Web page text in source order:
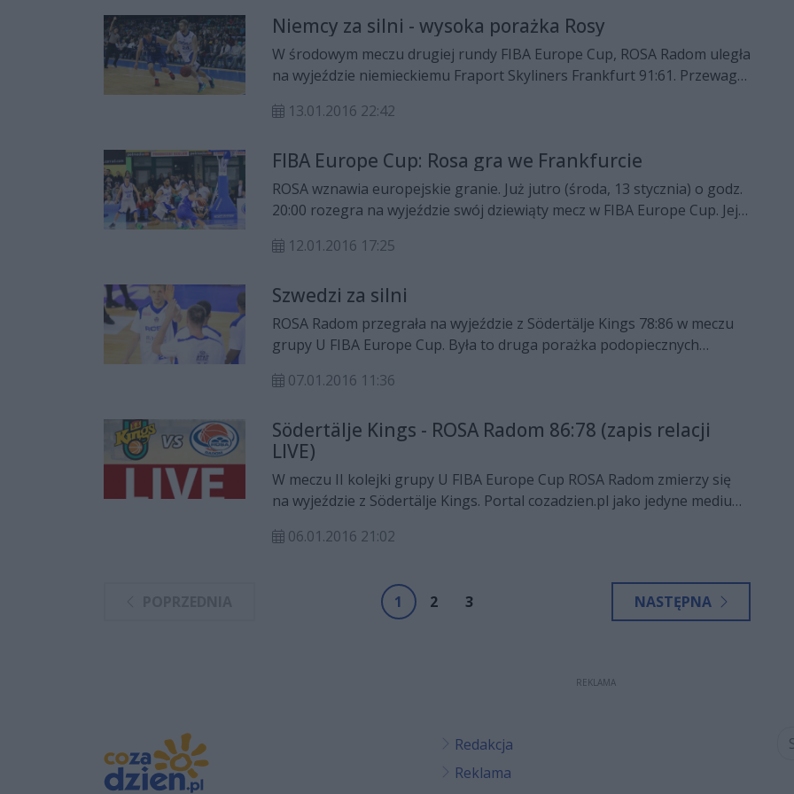
Niemcy za silni - wysoka porażka Rosy
W środowym meczu drugiej rundy FIBA Europe Cup, ROSA Radom uległa
na wyjeździe niemieckiemu Fraport Skyliners Frankfurt 91:61. Przewaga
13.01.2016 22:42
FIBA Europe Cup: Rosa gra we Frankfurcie
ROSA wznawia europejskie granie. Już jutro (środa, 13 stycznia) o godz.
20:00 rozegra na wyjeździe swój dziewiąty mecz w FIBA Europe Cup. Jej
12.01.2016 17:25
Szwedzi za silni
ROSA Radom przegrała na wyjeździe z Södertälje Kings 78:86 w meczu
grupy U FIBA Europe Cup. Była to druga porażka podopiecznych
07.01.2016 11:36
Södertälje Kings - ROSA Radom 86:78 (zapis relacji
LIVE)
W meczu II kolejki grupy U FIBA Europe Cup ROSA Radom zmierzy się
na wyjeździe z Södertälje Kings. Portal cozadzien.pl jako jedyne medium
zapraszamy do śledzenia naszej relacji LIVE z tego spotkania.
06.01.2016 21:02
1 2 3 NASTĘPNA
REKLAMA
Redakcja
Reklama